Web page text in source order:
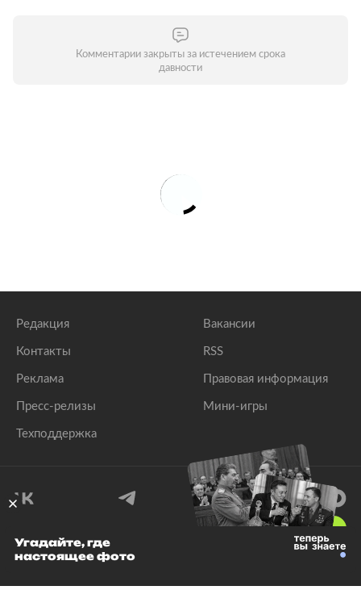
Комментарии закрыты за истечением срока
давности
Редакция
Контакты
Реклама
Пресс-релизы
Техподдержка
Вакансии
RSS
Правовая информация
Мини-игры
© 1999–2026 Все права защищены.
Угадайте, где
настоящее фото